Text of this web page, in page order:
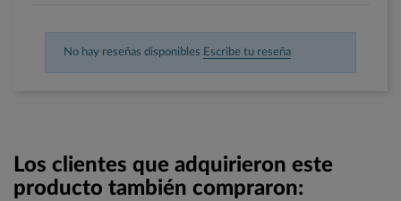
No hay reseñas disponibles Escribe tu reseña
Los clientes que adquirieron este
producto también compraron: